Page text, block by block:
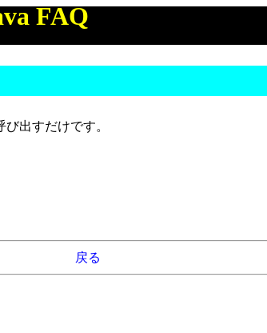
FAQ
出すだけです。
戻る